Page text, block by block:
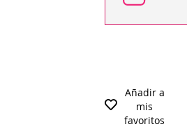
Añadir a
mis
favoritos